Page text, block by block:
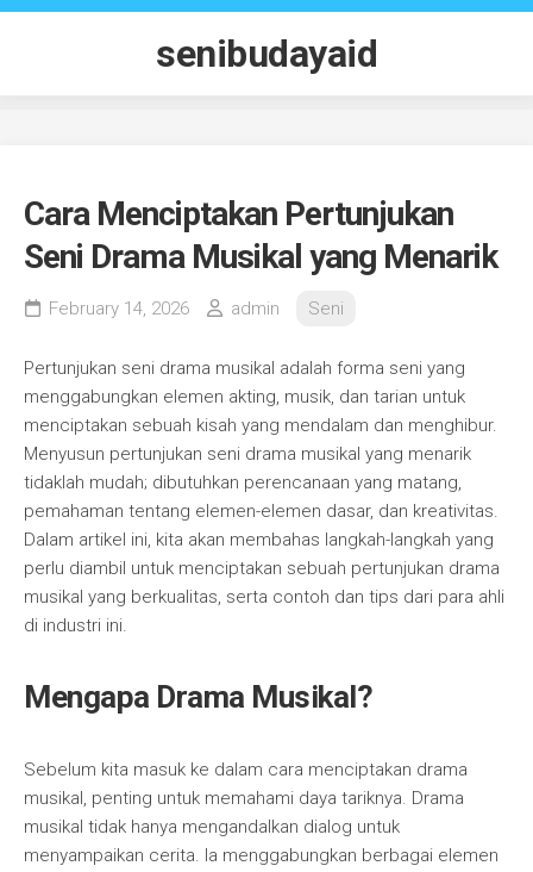
Skip
senibudayaid
Cara Menciptakan Pertunjukan
Seni Drama Musikal yang Menarik
February 14, 2026 admin Seni
Pertunjukan seni drama musikal adalah forma seni yang
menggabungkan elemen akting, musik, dan tarian untuk
menciptakan sebuah kisah yang mendalam dan menghibur.
Menyusun pertunjukan seni drama musikal yang menarik
tidaklah mudah; dibutuhkan perencanaan yang matang,
pemahaman tentang elemen-elemen dasar, dan kreativitas.
Dalam artikel ini, kita akan membahas langkah-langkah yang
perlu diambil untuk menciptakan sebuah pertunjukan drama
musikal yang berkualitas, serta contoh dan tips dari para ahli
di industri ini.
Mengapa Drama Musikal?
Sebelum kita masuk ke dalam cara menciptakan drama
musikal, penting untuk memahami daya tariknya. Drama
musikal tidak hanya mengandalkan dialog untuk
menyampaikan cerita. Ia menggabungkan berbagai elemen